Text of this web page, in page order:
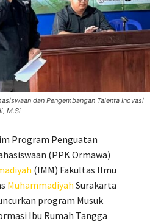
dan Pengembangan Talenta Inovasi
M.Si
Program Penguatan
(PPK Ormawa)
(IMM) Fakultas Ilmu
Muhammadiyah Surakarta
program Musuk
Ibu Rumah Tangga